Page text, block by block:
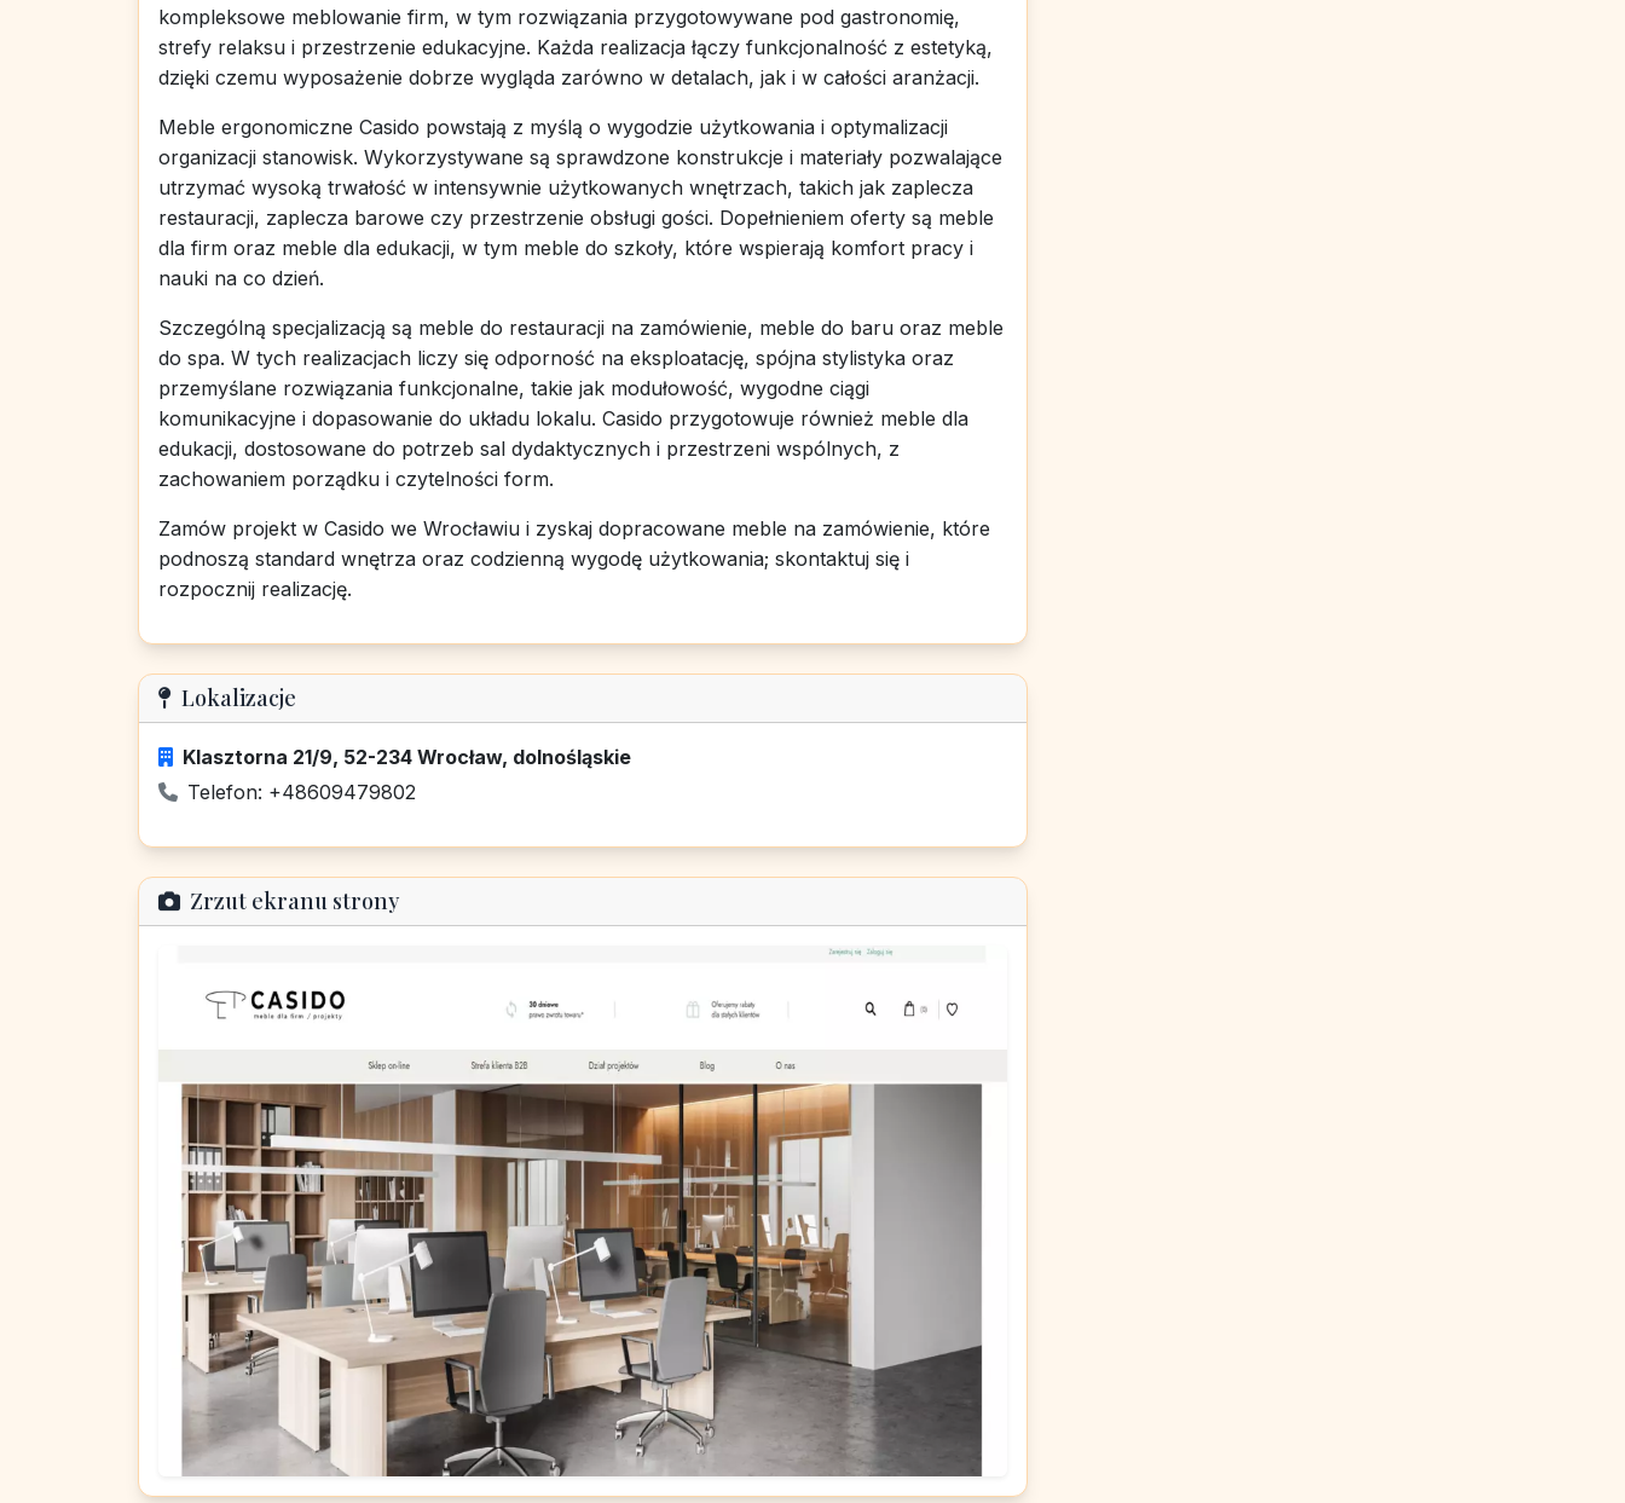
kompleksowe meblowanie firm, w tym rozwiązania przygotowywane pod gastronomię,
strefy relaksu i przestrzenie edukacyjne. Każda realizacja łączy funkcjonalność z estetyką,
dzięki czemu wyposażenie dobrze wygląda zarówno w detalach, jak i w całości aranżacji.
Meble ergonomiczne Casido powstają z myślą o wygodzie użytkowania i optymalizacji
organizacji stanowisk. Wykorzystywane są sprawdzone konstrukcje i materiały pozwalające
utrzymać wysoką trwałość w intensywnie użytkowanych wnętrzach, takich jak zaplecza
restauracji, zaplecza barowe czy przestrzenie obsługi gości. Dopełnieniem oferty są meble
dla firm oraz meble dla edukacji, w tym meble do szkoły, które wspierają komfort pracy i
nauki na co dzień.
Szczególną specjalizacją są meble do restauracji na zamówienie, meble do baru oraz meble
do spa. W tych realizacjach liczy się odporność na eksploatację, spójna stylistyka oraz
przemyślane rozwiązania funkcjonalne, takie jak modułowość, wygodne ciągi
komunikacyjne i dopasowanie do układu lokalu. Casido przygotowuje również meble dla
edukacji, dostosowane do potrzeb sal dydaktycznych i przestrzeni wspólnych, z
zachowaniem porządku i czytelności form.
Zamów projekt w Casido we Wrocławiu i zyskaj dopracowane meble na zamówienie, które
podnoszą standard wnętrza oraz codzienną wygodę użytkowania; skontaktuj się i
rozpocznij realizację.
Lokalizacje
Klasztorna 21/9, 52-234 Wrocław, dolnośląskie
Telefon: +48609479802
Zrzut ekranu strony